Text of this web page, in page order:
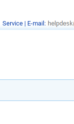
Service | E-mail: